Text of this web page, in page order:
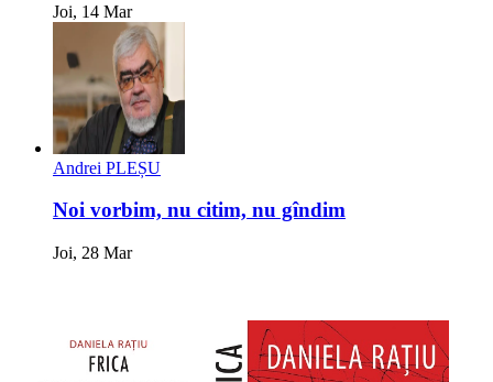
Joi, 14 Mar
Andrei PLEȘU
Noi vorbim, nu citim, nu gîndim
Joi, 28 Mar